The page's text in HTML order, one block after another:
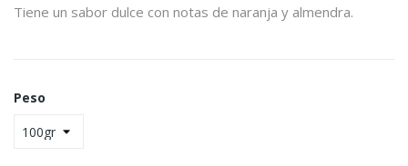
Tiene un sabor dulce con notas de naranja y almendra.
Peso